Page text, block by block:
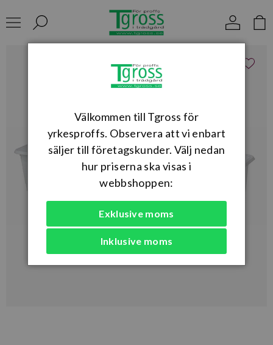
Välkommen till Tgross för
yrkesproffs. Observera att vi enbart
säljer till företagskunder. Välj nedan
hur priserna ska visas i
webbshoppen:
Exklusive moms
Inklusive moms